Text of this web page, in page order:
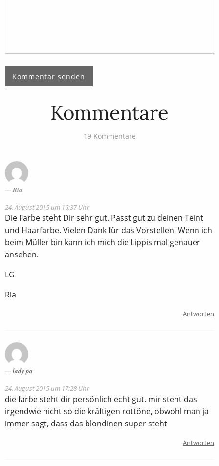
Kommentare
19 Kommentare
Ria
24. August 2015 um 16:37 Uhr
Die Farbe steht Dir sehr gut. Passt gut zu deinen Teint
und Haarfarbe. Vielen Dank für das Vorstellen. Wenn ich
beim Müller bin kann ich mich die Lippis mal genauer
ansehen.
LG
Ria
Antworten
lady pa
24. August 2015 um 17:28 Uhr
die farbe steht dir persönlich echt gut. mir steht das
irgendwie nicht so die kräftigen rottöne, obwohl man ja
immer sagt, dass das blondinen super steht
Antworten